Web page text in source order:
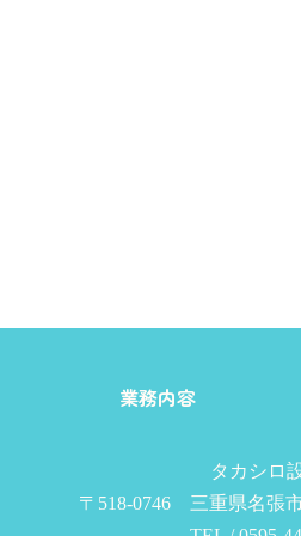
業務内容
タカシロ
〒518-0746 三重県名張